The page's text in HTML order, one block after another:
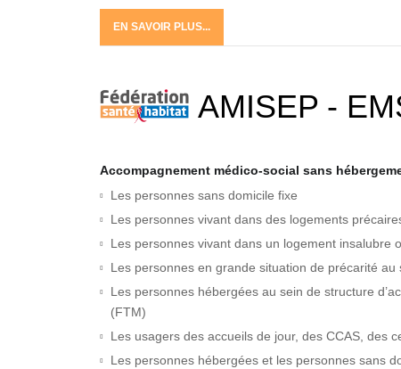
EN SAVOIR PLUS...
AMISEP -
Accompagnement médico-social sans
Les personnes sans domicile fixe
Les personnes vivant dans des logements
Les personnes vivant dans un logement insalubre
Les personnes en grande situation de précarité au
Les personnes hébergées au sein de structure
(FTM)
Les usagers des accueils de jour, des CCAS, des
Les personnes hébergées et les personnes sans